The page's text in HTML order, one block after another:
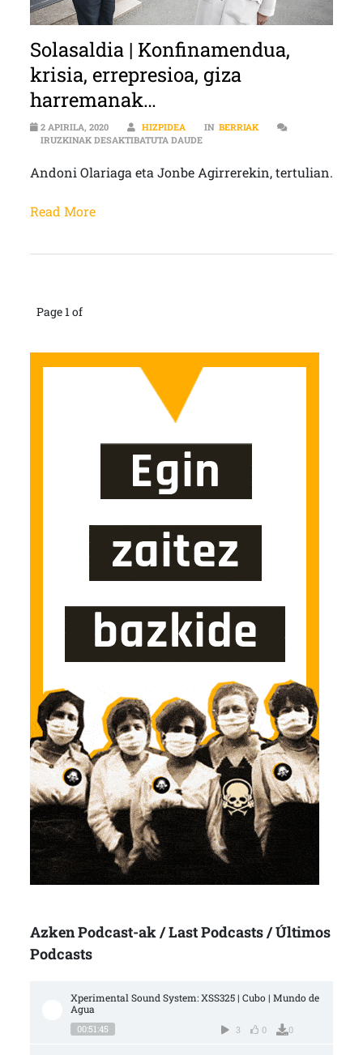
Solasaldia | Konfinamendua,
krisia, errepresioa, giza
harremanak…
2 APIRILA, 2020 HIZPIDEA IN BERRIAK
IRUZKINAK DESAKTIBATUTA DAUDESOLASALDIA | KONFINAMENDUA,
Andoni Olariaga eta Jonbe Agirrerekin, tertulian.
Read More
Page 1 of
Azken Podcast-ak / Last Podcasts / Últimos
Podcasts
Xperimental Sound System: XSS325 | Cubo | Mundo de
Agua
00:51:45 3 0 0